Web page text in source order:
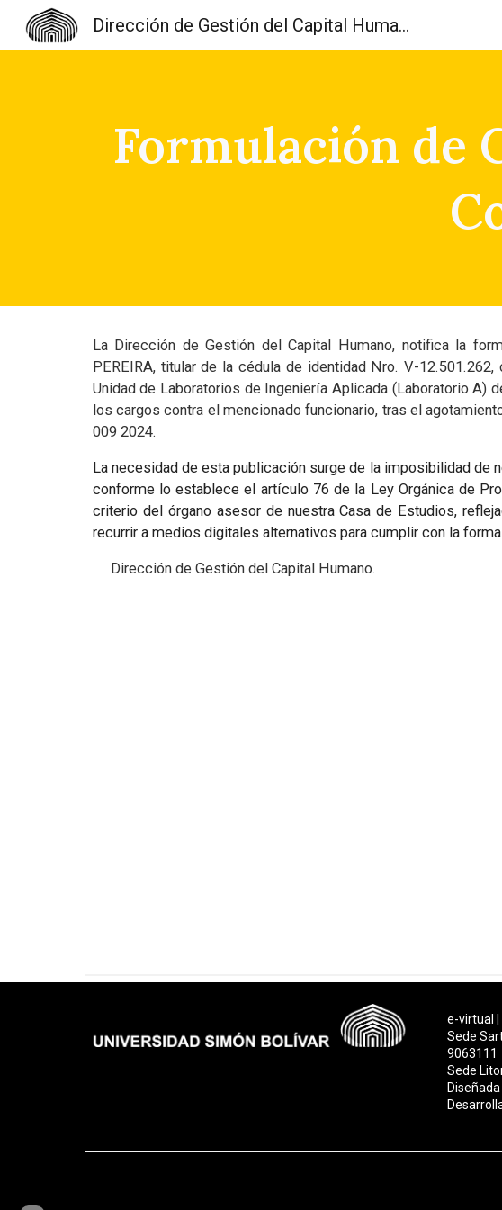
Skip to main
Dirección de Gestión del Capital Humano
Formulación de
La Dirección de Gestión del Capital Humano, notifica la
PEREIRA, titular de la cédula de identidad Nro. V-
Unidad de Laboratorios de Ingeniería Aplicada (Laboratorio A)
los cargos contra el mencionado funcionario, tras el
009 2024.
La necesidad de esta publicación surge de la imposibilidad de
conforme lo establece el artículo 76 de la Ley Orgánica de
criterio del órgano asesor de nuestra Casa de Estudios,
recurrir a medios digitales alternativos para cumplir con la
Dirección de Gestión del Capital Humano.
e-virtual |
Sede
9063111
Sede